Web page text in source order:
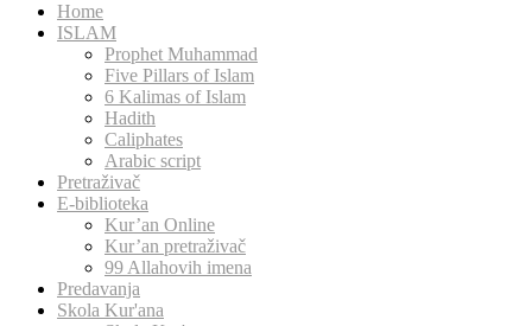
Home
ISLAM
Prophet Muhammad
Five Pillars of Islam
6 Kalimas of Islam
Hadith
Caliphates
Arabic script
Pretraživač
E-biblioteka
Kur’an Online
Kur’an pretraživač
99 Allahovih imena
Predavanja
Skola Kur'ana